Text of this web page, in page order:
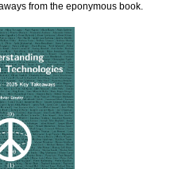
from the eponymous book.